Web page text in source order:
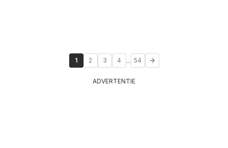
1 2 3 4 ... 54
ADVERTENTIE